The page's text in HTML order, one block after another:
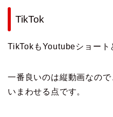
TikTok
TikTokもYoutubeショート
一番良いのは縦動画なの
いまわせる点です。